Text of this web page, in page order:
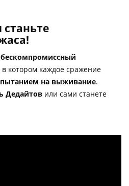
бескомпромиссный
в котором каждое сражение
на выживание.
Дедайтов или сами станете